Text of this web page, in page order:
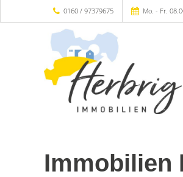
0160 / 97379675 Mo. - Fr.
Immobilien